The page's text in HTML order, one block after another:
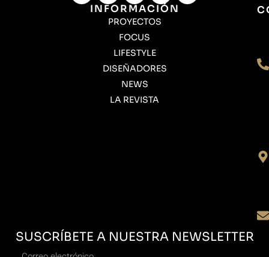
INFORMACIÓN
PROYECTOS
FOCUS
LIFESTYLE
DISEÑADORES
NEWS
LA REVISTA
SUSCRÍBETE A NUESTRA NEWSLETTER